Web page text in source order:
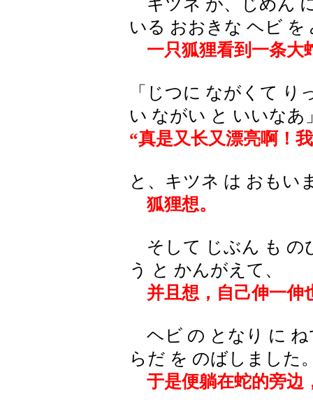
キツネ が、じめん
いる おおきな ヘビ を
一只狐狸看到一条大
「じつに ながくて
い ながい と いいなあ
“真是又长又漂亮啊！
と、キツネ は おもい
狐狸想。
そして じぶん も の
う と かんがえて、
并且想，自己伸一伸
ヘビ の となり に ね
らだ を のばしました
于是便躺在蛇的旁边